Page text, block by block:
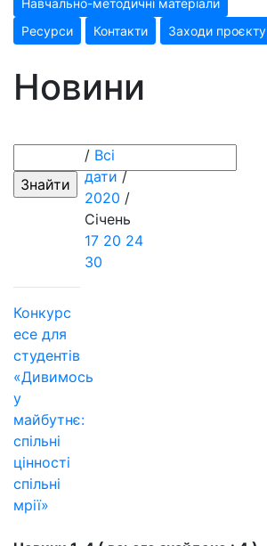
Навчально-методичні матеріали
Ресурси
Контакти Заходи проєкту
Новини
/ Всі
дати/
2020 /
Січень
17 20 24
30
Конкурс
есе для
студентів
«Дивимось
у
майбутнє:
спільні
цінності
спільні
мрії»